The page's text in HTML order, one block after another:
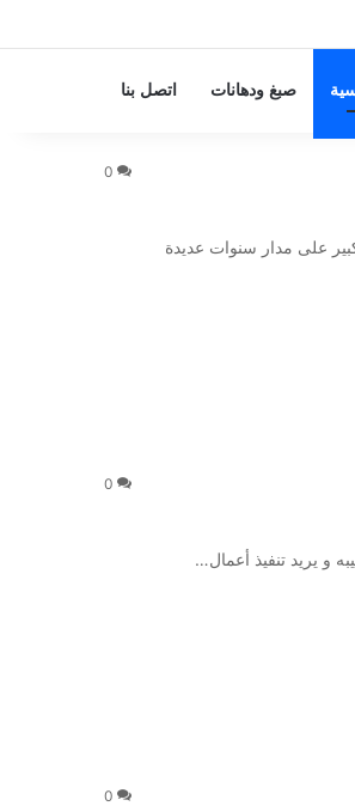
صبغ ودهانات اتصل بنا
0
على مدار سنوات عديدة
0
و يريد تنفيذ أعمال…
0